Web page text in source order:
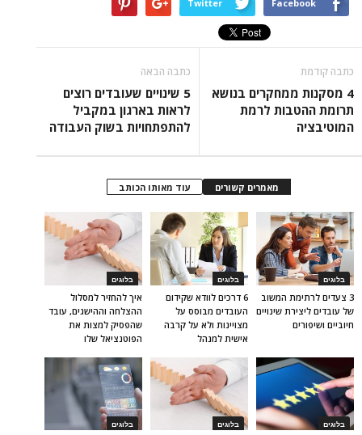
Facebook
Twitter
כתבה קודמת
4 מסקנות ממחקרים בנושא
תרומת ההטבות לרמת
המוטיבציה
כתבה הבאה
5 שינויים שעובדים רוצים
לראות בארגון במקביל
להתפתחויות בשוק העבודה
מאמרים קשורים עוד מאותו הכותב
בלוגים
איך להחזיר למסלול
ההצלחה וההישגים, עובד
שהפסיק למצות את
הפוטנציאל שלו
בלוגים
6 דרכים לוודא שקידום
העובדים מבוסס על
מצויינות ולא על קרבה
אישית למנהל
בלוגים
3 צעדים לרתימת המשוב
של עובדים ליצירת שינויים
חיוביים ושיפורים
בלוגים בלוגים בלוגים